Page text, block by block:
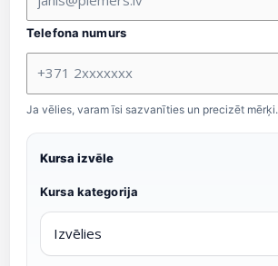
Telefona numurs
Ja vēlies, varam īsi sazvanīties un precizēt mērķi.
Kursa izvēle
Kursa kategorija